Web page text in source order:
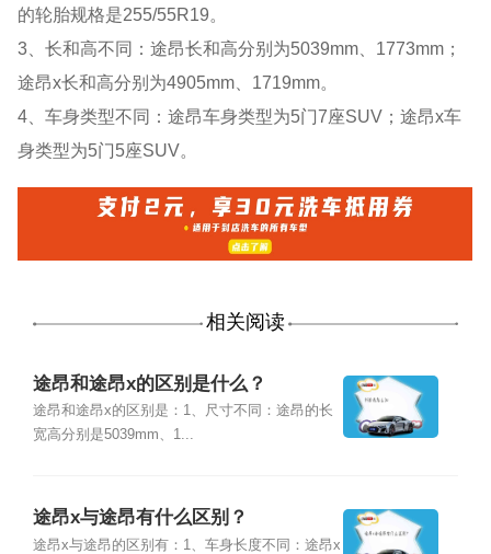
的轮胎规格是255/55R19。
3、长和高不同：途昂长和高分别为5039mm、1773mm；
途昂x长和高分别为4905mm、1719mm。
4、车身类型不同：途昂车身类型为5门7座SUV；途昂x车
身类型为5门5座SUV。
相关阅读
途昂和途昂x的区别是什么？
途昂和途昂x的区别是：1、尺寸不同：途昂的长
宽高分别是5039mm、1...
途昂x与途昂有什么区别？
途昂x与途昂的区别有：1、车身长度不同：途昂x